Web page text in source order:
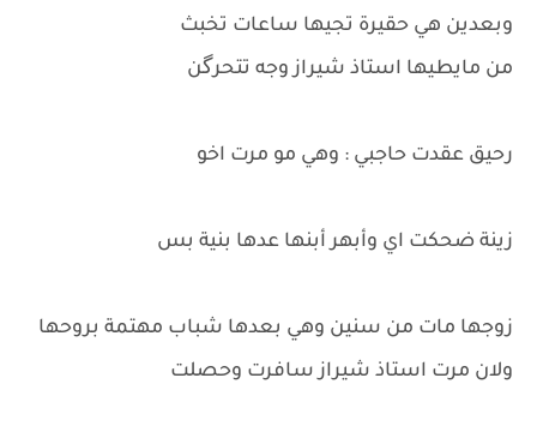
وبعدين هي حقيرة تجيها ساعات تخبث
من مايطيها استاذ شيراز وجه تتحرگن
رحيق عقدت حاجبي : وهي مو مرت اخو
زينة ضحكت اي وأبهر أبنها عدها بنية بس
زوجها مات من سنين وهي بعدها شباب مهتمة بروحها
ولان مرت استاذ شيراز سافرت وحصلت